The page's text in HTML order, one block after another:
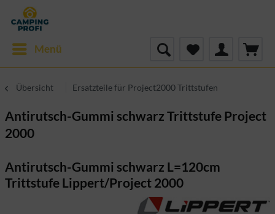
Menü
Übersicht Ersatzteile für Project2000 Trittstufen
Antirutsch-Gummi schwarz Trittstufe Project
2000
Antirutsch-Gummi schwarz L=120cm
Trittstufe Lippert/Project 2000